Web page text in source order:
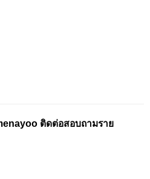
ติดต่อสอบถามราย